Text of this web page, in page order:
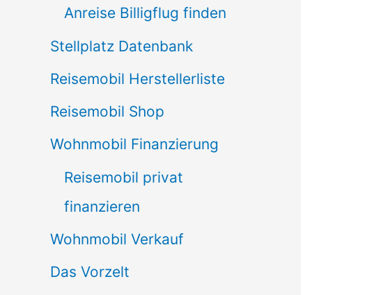
Anreise Billigflug finden
Stellplatz Datenbank
Reisemobil Herstellerliste
Reisemobil Shop
Wohnmobil Finanzierung
Reisemobil privat
finanzieren
Wohnmobil Verkauf
Das Vorzelt